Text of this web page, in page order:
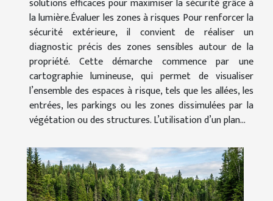
solutions efficaces pour maximiser la sécurité grâce à
la lumière.Évaluer les zones à risques Pour renforcer la
sécurité extérieure, il convient de réaliser un
diagnostic précis des zones sensibles autour de la
propriété. Cette démarche commence par une
cartographie lumineuse, qui permet de visualiser
l’ensemble des espaces à risque, tels que les allées, les
entrées, les parkings ou les zones dissimulées par la
végétation ou des structures. L’utilisation d’un plan...